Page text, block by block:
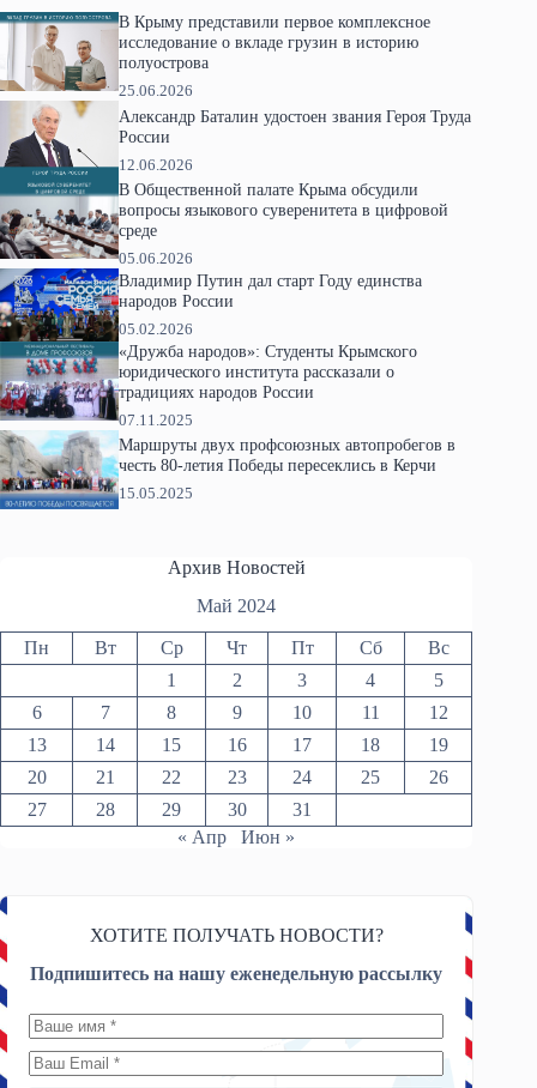
В Крыму представили первое комплексное
исследование о вкладе грузин в историю
полуострова
25.06.2026
Александр Баталин удостоен звания Героя Труда
России
12.06.2026
В Общественной палате Крыма обсудили
вопросы языкового суверенитета в цифровой
среде
05.06.2026
Владимир Путин дал старт Году единства
народов России
05.02.2026
«Дружба народов»: Студенты Крымского
юридического института рассказали о
традициях народов России
07.11.2025
Маршруты двух профсоюзных автопробегов в
честь 80-летия Победы пересеклись в Керчи
15.05.2025
Архив Новостей
Май 2024
Пн Вт Ср Чт Пт Сб
Вс
1
2 3 4
5
6
7 8 9 10 11
12
13
14 15 16 17 18
19
20
21 22 23 24 25
26
27
28 29 30
31
« Апр
Июн »
ХОТИТЕ ПОЛУЧАТЬ НОВОСТИ?
Подпишитесь на нашу еженедельную рассылку